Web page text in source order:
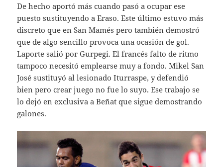
De hecho aportó más cuando pasó a ocupar ese
puesto sustituyendo a Eraso. Este último estuvo más
discreto que en San Mamés pero también demostró
que de algo sencillo provoca una ocasión de gol.
Laporte salió por Gurpegi. El francés falto de ritmo
tampoco necesitó emplearse muy a fondo. Mikel San
José sustituyó al lesionado Iturraspe, y defendió
bien pero crear juego no fue lo suyo. Ese trabajo se
lo dejó en exclusiva a Beñat que sigue demostrando
galones.